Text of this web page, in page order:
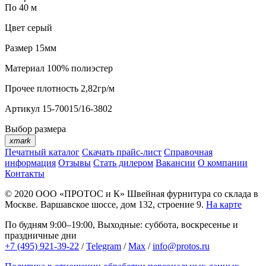
По 40 м
Цвет серый
Размер 15мм
Материал 100% полиэстер
Прочее плотность 2,82гр/м
Артикул 15-70015/16-3802
Выбор размера
xmark
Печатный каталог Скачать прайс-лист Справочная
информация Отзывы Стать дилером Вакансии О компании
Контакты
© 2020 ООО «ПРОТОС и К» Швейная фурнитура со склада в
Москве. Варшавское шоссе, дом 132, строение 9. На карте
По будням 9:00–19:00, Выходные: суббота, воскресенье и
праздничные дни
+7 (495) 921-39-22 /Telegram /Max /info@protos.ru